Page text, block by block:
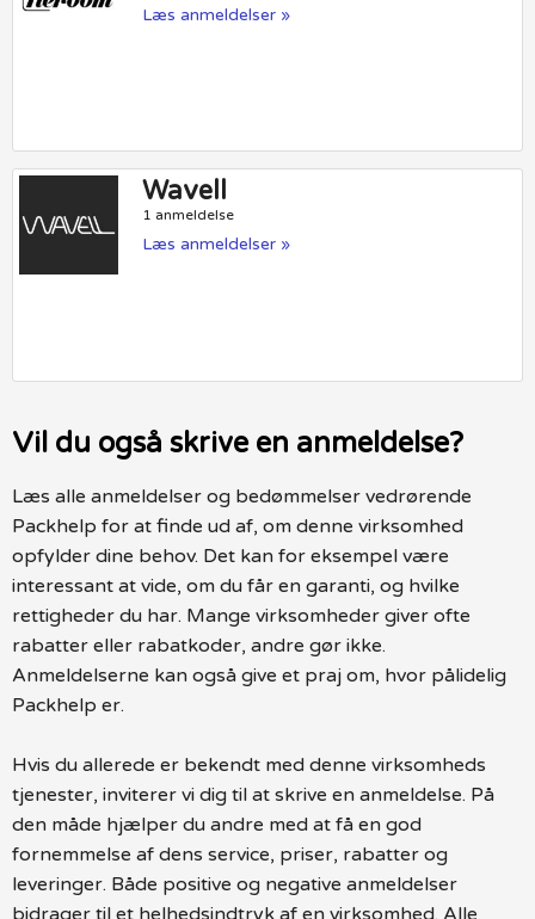
Læs anmeldelser »
Wavell
1 anmeldelse
Læs anmeldelser »
Vil du også skrive en anmeldelse?
Læs alle anmeldelser og bedømmelser vedrørende
Packhelp for at finde ud af, om denne virksomhed
opfylder dine behov. Det kan for eksempel være
interessant at vide, om du får en garanti, og hvilke
rettigheder du har. Mange virksomheder giver ofte
rabatter eller rabatkoder, andre gør ikke.
Anmeldelserne kan også give et praj om, hvor pålidelig
Packhelp er.
Hvis du allerede er bekendt med denne virksomheds
tjenester, inviterer vi dig til at skrive en anmeldelse. På
den måde hjælper du andre med at få en god
fornemmelse af dens service, priser, rabatter og
leveringer. Både positive og negative anmeldelser
bidrager til et helhedsindtryk af en virksomhed. Alle